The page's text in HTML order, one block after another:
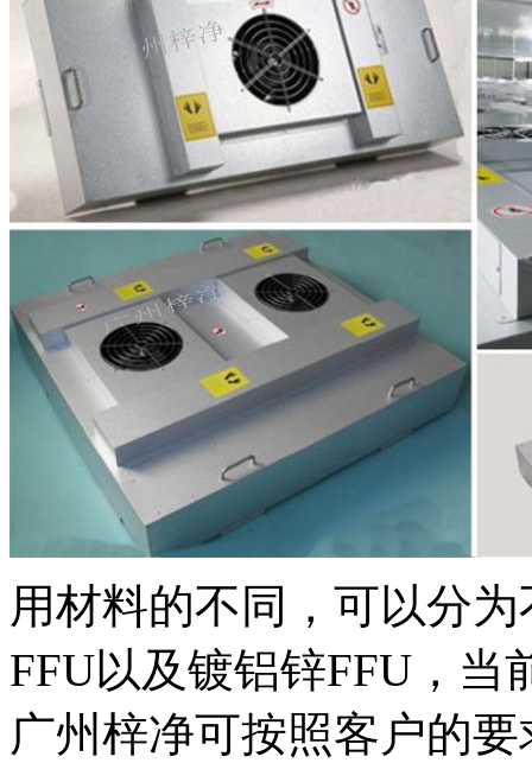
用材料的不同，可以分
FFU以及镀铝锌FFU，当
广州梓净可按照客户的